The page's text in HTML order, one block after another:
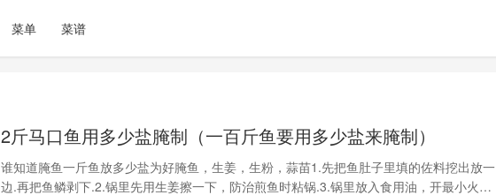
菜单 菜谱
2斤马口鱼用多少盐腌制（一百斤鱼要用多少盐来腌制）
谁知道腌鱼一斤鱼放多少盐为好腌鱼，生姜，生粉，蒜苗1.先把鱼肚子里填的佐料挖出放一
边.再把鱼鳞剥下.2.锅里先用生姜擦一下，防治煎鱼时粘锅.3.锅里放入食用油，开最小火慢